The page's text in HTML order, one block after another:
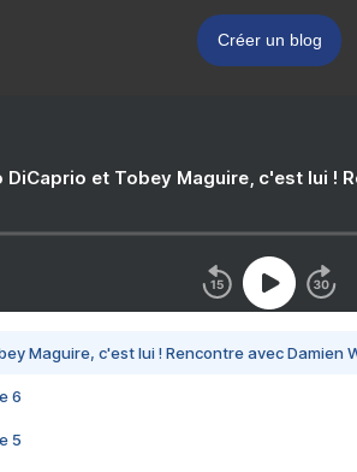
Créer un blog
DiCaprio et Tobey Maguire, c'est lui !
Maguire, c'est lui ! Rencontre avec Damien
6
5